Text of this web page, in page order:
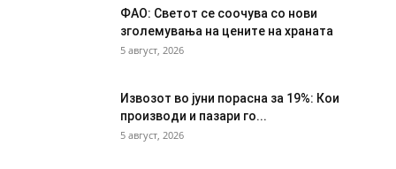
ФАО: Светот се соочува со нови
зголемувања на цените на храната
5 август, 2026
Извозот во јуни порасна за 19%: Кои
производи и пазари го...
5 август, 2026